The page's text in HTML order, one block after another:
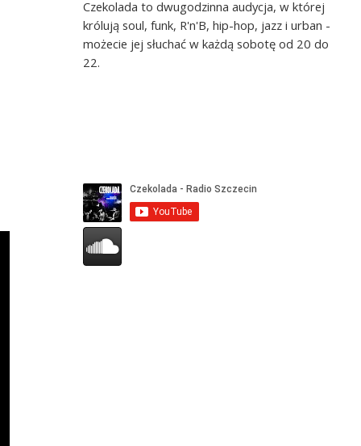
Czekolada to dwugodzinna audycja, w której
królują soul, funk, R'n'B, hip-hop, jazz i urban -
możecie jej słuchać w każdą sobotę od 20 do
22.